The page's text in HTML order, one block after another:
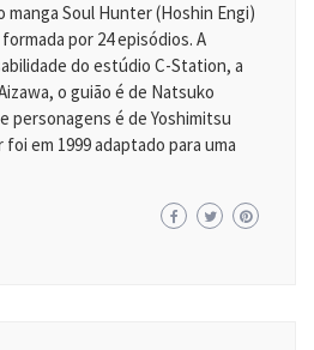
manga Soul Hunter (Hoshin Engi)
por 24 episódios. A
do estúdio C-Station, a
o guião é de Natsuko
personagens é de Yoshimitsu
em 1999 adaptado para uma